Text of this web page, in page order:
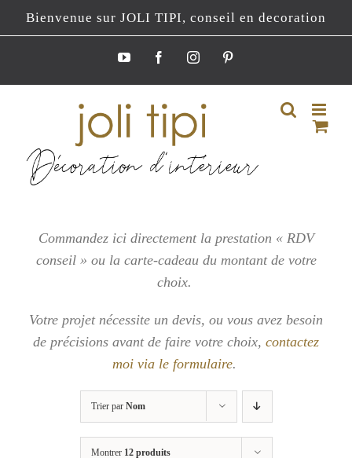
Passer
au
Bienvenue sur JOLI TIPI, conseil en decoration
YouTubeFacebookInstagramPinterest
Commandez ici directement la prestation « RDV
conseil » ou la carte-cadeau du montant de votre
choix.
Votre projet nécessite un devis, ou vous avez besoin
de précisions avant de faire votre choix, contactez
moi via le formulaire.
Trier par Nom
Montrer 12 produits